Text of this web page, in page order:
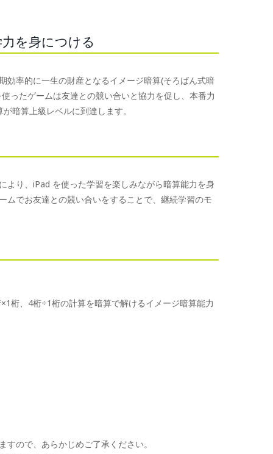
を身につける
効率的に一生の財産となるイメージ暗算(そろばん式暗
ったゲームは友達との競い合いと協力を促し、本番力
暗算上級レベルに到達します。
より、iPad を使った学習を楽しみながら暗算能力を身
ムでお友達との競い合いをすることで、継続学習のモ
桁、4桁÷1桁の計算を暗算で解けるイメージ暗算能力
ので、あらかじめご了承ください。